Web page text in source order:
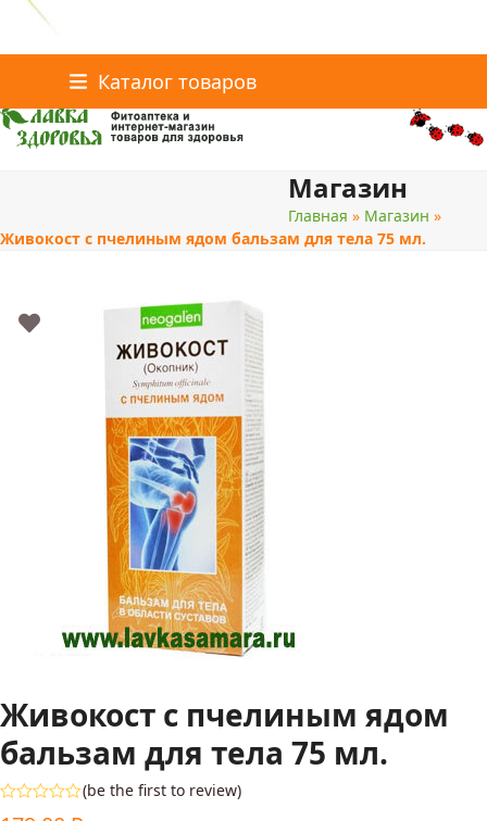
content
Каталог товаров
Доставка и оплата
Скидки
Магазин
Главная » Магазин »
Живокост с пчелиным ядом бальзам для тела 75 мл.
Живокост с пчелиным ядом
бальзам для тела 75 мл.
(be the first to review)